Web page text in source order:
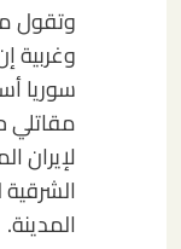
وتقول
وغربية
سوريا
مقاتلي
لإيران
المدينة.